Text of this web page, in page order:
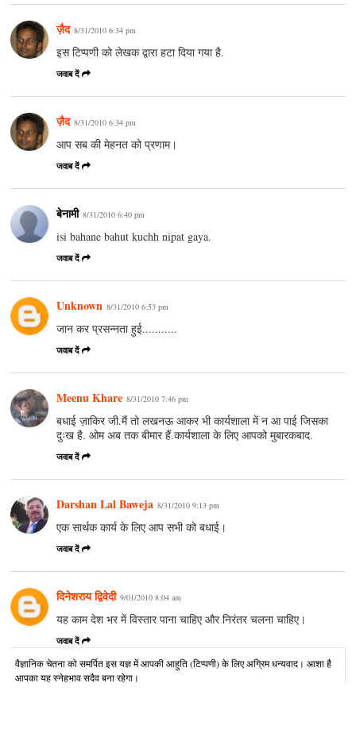
ज़ैद 8/31/2010 6:34 pm
इस टिप्पणी को लेखक द्वारा हटा दिया गया है.
जवाब दें
ज़ैद 8/31/2010 6:34 pm
आप सब की मेहनत को प्रणाम।
जवाब दें
बेनामी 8/31/2010 6:40 pm
isi bahane bahut kuchh nipat gaya.
जवाब दें
Unknown 8/31/2010 6:53 pm
जान कर प्रसन्नता हुई...........
जवाब दें
Meenu Khare 8/31/2010 7:46 pm
बधाई ज़ाकिर जी.मैं तो लखनऊ आकर भी कार्यशाला में न आ पाई जिसका
दुःख है. ओम अब तक बीमार हैं.कार्यशाला के लिए आपको मुबारकबाद.
जवाब दें
Darshan Lal Baweja 8/31/2010 9:13 pm
एक सार्थक कार्य के लिए आप सभी को बधाई।
जवाब दें
दिनेशराय द्विवेदी 9/01/2010 8:04 am
यह काम देश भर में विस्तार पाना चाहिए और निरंतर चलना चाहिए।
जवाब दें
वैज्ञानिक चेतना को समर्पित इस यज्ञ में आपकी आहुति (टिप्पणी) के लिए अग्रिम धन्यवाद। आशा है
आपका यह स्नेहभाव सदैव बना रहेगा।